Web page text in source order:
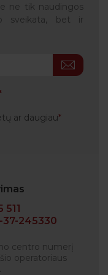
ne tik naudingos
sveikata, bet ir
ar daugiau
511
245330
centro numerį
operatoriaus